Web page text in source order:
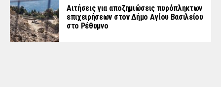
Αιτήσεις για αποζημιώσεις πυρόπληκτων
επιχειρήσεων στον Δήμο Αγίου Βασιλείου
στο Ρέθυμνο